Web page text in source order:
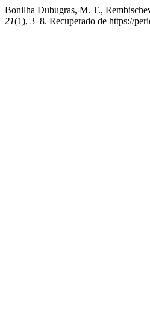
Bonilha Dubugras, M. T.,
21(1), 3–8. Recuperado de https://